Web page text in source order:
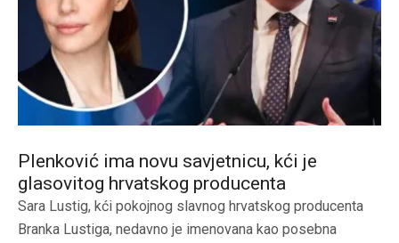
Plenković ima novu savjetnicu, kći je
glasovitog hrvatskog producenta
Sara Lustig, kći pokojnog slavnog hrvatskog producenta
Branka Lustiga, nedavno je imenovana kao posebna